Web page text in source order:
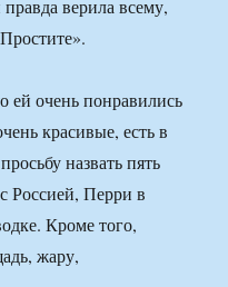
верила всему,
ей очень понравились
красивые, есть в
назвать пять
Россией, Перри в
Кроме того,
жару,